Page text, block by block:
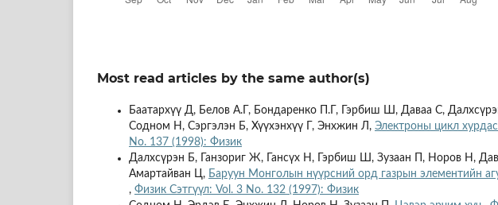
Most read articles by the same author(s)
Баатархүү Д, Белов А.Г, Бондаренко П.Г, Гэрбиш Ш, Даваа С,
Содном Н, Сэргэлэн Б, Хүүхэнхүү Г, Энхжин Л, Электроны цикл
No. 137 (1998): Физик
Далхсүрэн Б, Ганзориг Ж, Гансүх Н, Гэрбиш Ш, Зузаан П, Норов Н,
Амартайван Ц, Баруун Монголын нүүрсний орд газрын элементийн
, Физик Сэтгүүл: Vol. 3 No. 132 (1997): Физик